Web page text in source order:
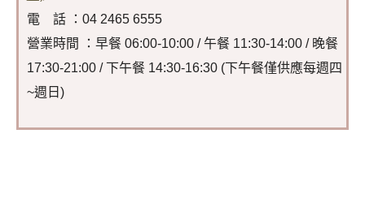
電 話 ：04 2465 6555
營業時間 ：早餐 06:00-10:00 / 午餐 11:30-14:00 / 晚餐
17:30-21:00 / 下午餐 14:30-16:30 (下午餐僅供應每週四
~週日)